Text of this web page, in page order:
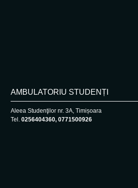
AMBULATORIU STUDENȚI
Aleea Studenţilor nr. 3A, Timișoara
Tel.0256404360, 0771500926